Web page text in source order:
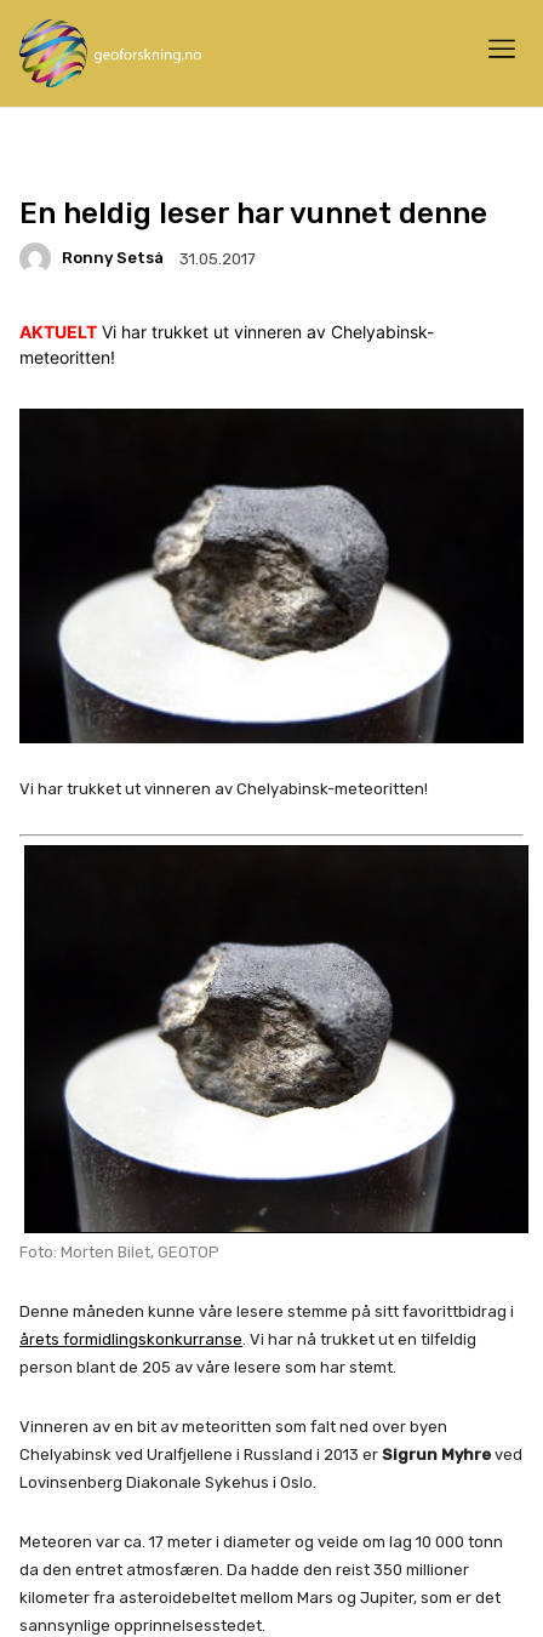
En heldig leser har vunnet denne
Ronny Setså 31.05.2017
AKTUELT Vi har trukket ut vinneren av Chelyabinsk-
meteoritten!
Vi har trukket ut vinneren av Chelyabinsk-meteoritten!
Foto: Morten Bilet, GEOTOP
Denne måneden kunne våre lesere stemme på sitt favorittbidrag i
årets formidlingskonkurranse. Vi har nå trukket ut en tilfeldig
person blant de 205 av våre lesere som har stemt.
Vinneren av en bit av meteoritten som falt ned over byen
Chelyabinsk ved Uralfjellene i Russland i 2013 er Sigrun Myhre ved
Lovinsenberg Diakonale Sykehus i Oslo.
Meteoren var ca. 17 meter i diameter og veide om lag 10 000 tonn
da den entret atmosfæren. Da hadde den reist 350 millioner
kilometer fra asteroidebeltet mellom Mars og Jupiter, som er det
sannsynlige opprinnelsesstedet.